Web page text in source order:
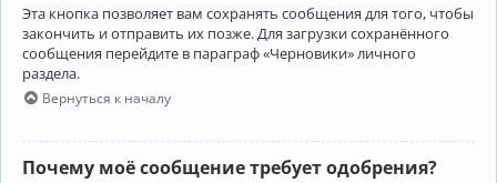
Эта кнопка позволяет вам сохранять сообщения для того, чтобы
закончить и отправить их позже. Для загрузки сохранённого
сообщения перейдите в параграф «Черновики» личного
раздела.
Вернуться к началу
Почему моё сообщение требует одобрения?